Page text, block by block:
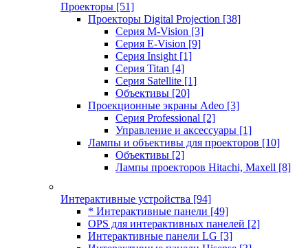
Проекторы [51]
Проекторы Digital Projection [38]
Серия M-Vision [3]
Серия E-Vision [9]
Серия Insight [1]
Серия Titan [4]
Серия Satellite [1]
Объективы [20]
Проекционные экраны Adeo [3]
Серия Professional [2]
Управление и аксессуары [1]
Лампы и объективы для проекторов [10]
Объективы [2]
Лампы проекторов Hitachi, Maxell [8]
Интерактивные устройства [94]
* Интерактивные панели [49]
OPS для интерактивных панелей [2]
Интерактивные панели LG [3]